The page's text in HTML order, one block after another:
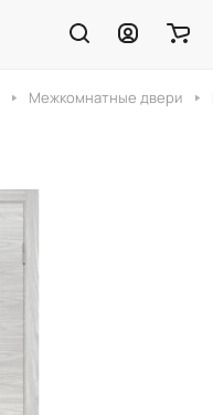
Межкомнатные двери